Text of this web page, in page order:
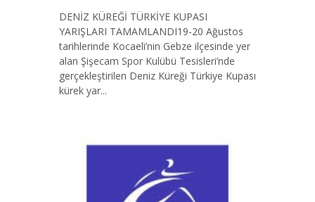
DENİZ KÜREĞİ TÜRKİYE KUPASI
YARIŞLARI TAMAMLANDI19-20 Ağustos
tarihlerinde Kocaeli’nin Gebze ilçesinde yer
alan Şişecam Spor Kulübü Tesisleri’nde
gerçekleştirilen Deniz Küreği Türkiye Kupası
kürek yar...